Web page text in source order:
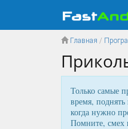
Главная /
Только самые
время,
когда нужно
Помните, смех